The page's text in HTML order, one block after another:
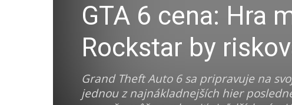
GTA 6 cena: Hra
Rockstar by
Grand Theft Auto 6 sa pripravuje na
jednou z najnákladnejších hier